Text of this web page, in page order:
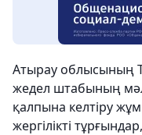
Атырау облысының
жедел штабының
қалпына келтіру
жергілікті